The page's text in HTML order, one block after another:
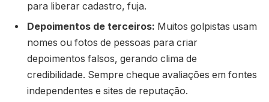
para liberar cadastro, fuja.
Depoimentos de terceiros: Muitos golpistas usam
nomes ou fotos de pessoas para criar
depoimentos falsos, gerando clima de
credibilidade. Sempre cheque avaliações em fontes
independentes e sites de reputação.